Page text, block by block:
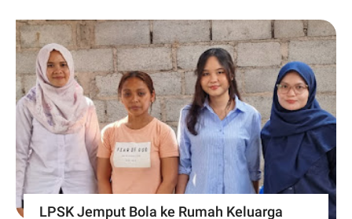
LPSK Jemput Bola ke Rumah Keluarga